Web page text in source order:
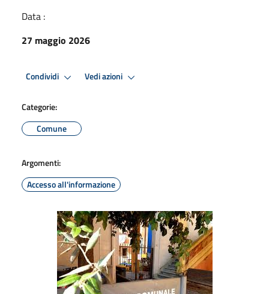
Data :
27 maggio 2026
Condividi Vedi azioni
Categorie:
Comune
Argomenti:
Accesso all'informazione